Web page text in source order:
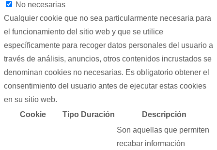
No necesarias
Cualquier cookie que no sea particularmente necesaria para
el funcionamiento del sitio web y que se utilice
específicamente para recoger datos personales del usuario a
través de análisis, anuncios, otros contenidos incrustados se
denominan cookies no necesarias. Es obligatorio obtener el
consentimiento del usuario antes de ejecutar estas cookies
en su sitio web.
Cookie
Tipo Duración Descripción
Son aquellas que permiten
recabar información